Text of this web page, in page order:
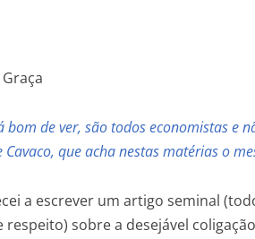
bom de ver, são todos economistas e
que acha nestas matérias o
a escrever um artigo seminal
sobre a desejável